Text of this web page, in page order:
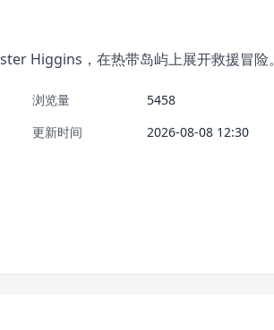
Higgins，在热带岛屿上展开救援冒险。
浏览量
5458
更新时间
2026-08-08 12:30